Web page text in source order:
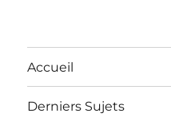
Accueil
Derniers Sujets